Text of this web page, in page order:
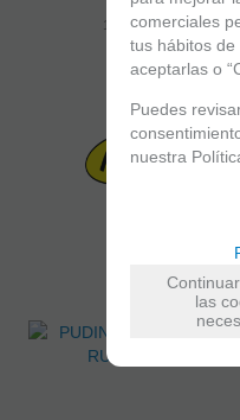
10.00%IVA incluido
comerciales
tus hábitos
aceptarlas o
Puedes
nuestra
las